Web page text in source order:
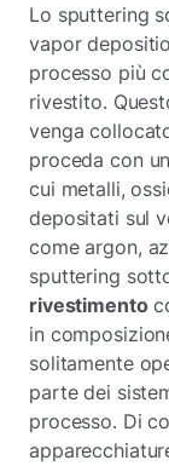
Lo sputtering
vapor
processo più
rivestito.
venga
proceda con
cui metalli,
depositati sul
come argon,
sputtering
rivestimento
in
solitamente
parte dei
processo. Di